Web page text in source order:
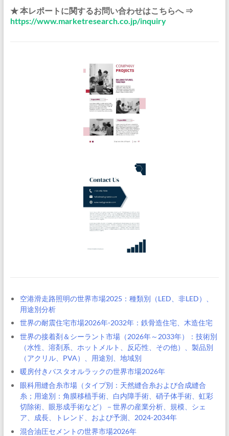
★ 本レポートに関するお問い合わせはこちらへ ⇒
https://www.marketresearch.co.jp/inquiry
空港滑走路照明の世界市場2025：種類別（LED、非LED）、
用途別分析
世界の耐震住宅市場2026年-2032年：鉄骨造住宅、木造住宅
世界の接着剤＆シーラント市場（2026年～2033年）：技術別
（水性、溶剤系、ホットメルト、反応性、その他）、製品別
（アクリル、PVA）、用途別、地域別
暖房付きバスタオルラックの世界市場2026年
眼科用縫合糸市場（タイプ別：天然縫合糸および合成縫合
糸；用途別：角膜移植手術、白内障手術、硝子体手術、虹彩
切除術、眼形成手術など）－世界の産業分析、規模、シェ
ア、成長、トレンド、および予測、2024-2034年
混合油圧セメントの世界市場2026年